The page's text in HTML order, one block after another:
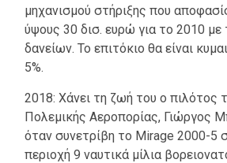
μηχανισμού στήριξης που
ύψους 30 δισ. ευρώ για το 2010
δανείων. Το επιτόκιο θα είναι
5%.
2018: Χάνει τη ζωή του ο πιλότος
Πολεμικής Αεροπορίας, Γιώργος
όταν συνετρίβη το Mirage 2000-5
περιοχή 9 ναυτικά μίλια